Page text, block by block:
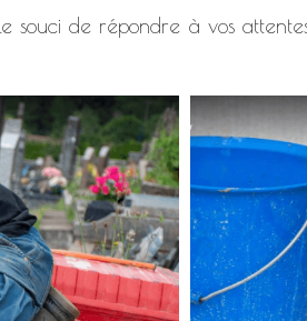
souci de répondre à vos